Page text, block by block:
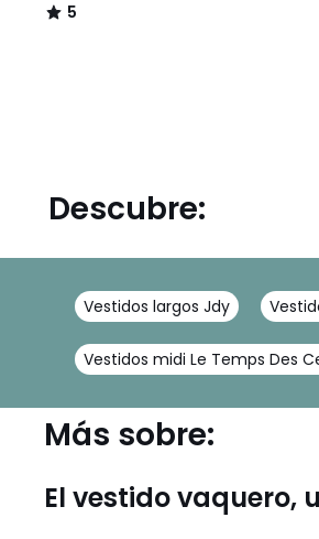
5
/
Descubre:
Vestidos largos Jdy
Vestidos midi Le Temps Des
Más sobre:
El vestido